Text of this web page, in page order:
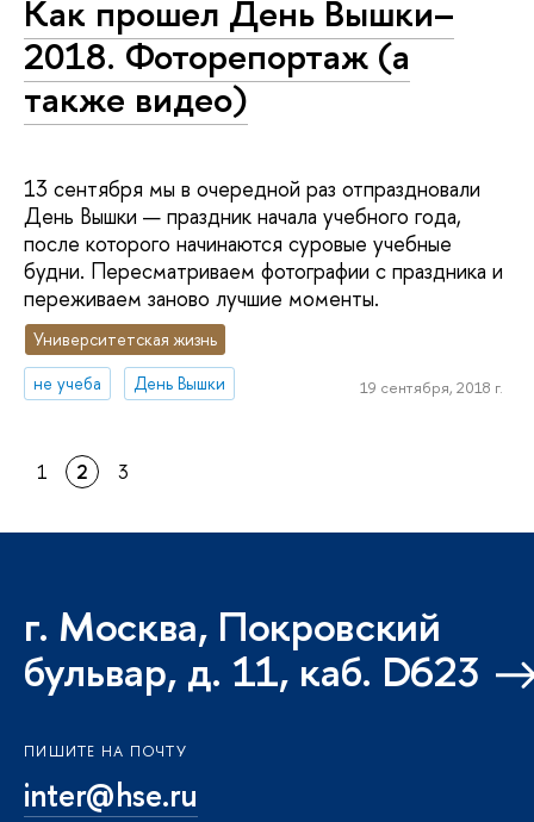
Как прошел День Вышки–
2018. Фоторепортаж (а
также видео)
13 сентября мы в очередной раз отпраздновали
День Вышки — праздник начала учебного года,
после которого начинаются суровые учебные
будни. Пересматриваем фотографии с праздника и
переживаем заново лучшие моменты.
Университетская жизнь
не учеба
День Вышки 19 сентября, 2018 г.
1 2 3
г. Москва, Покровский
бульвар, д. 11, каб. D623
ПИШИТЕ НА ПОЧТУ
inter@hse.ru